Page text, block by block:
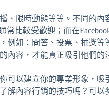
、限時動態等等。不同的內
常比較受歡迎；而在
例如：問答、投票、抽獎等
內容，才能真正吸引他們的
可以建立你的專業形象，吸
解內容行銷的技巧嗎？可以